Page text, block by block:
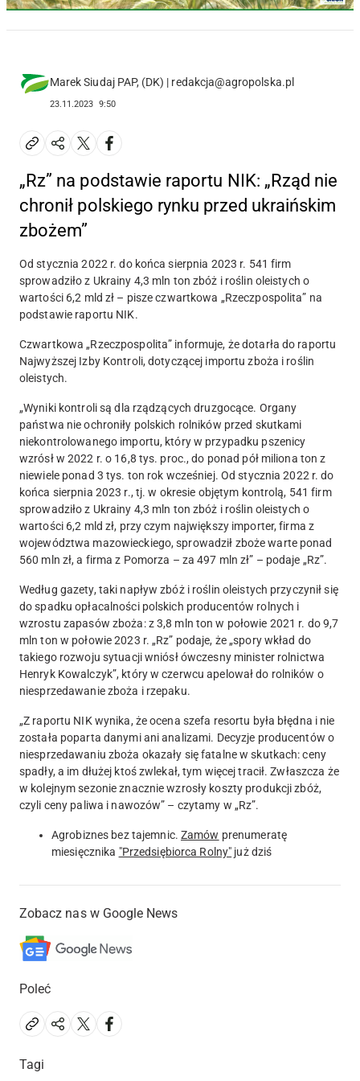
Marek Siudaj PAP, (DK) | redakcja@agropolska.pl
23.11.2023 9:50
„Rz” na podstawie raportu NIK: „Rząd nie
chronił polskiego rynku przed ukraińskim
zbożem”
Od stycznia 2022 r. do końca sierpnia 2023 r. 541 firm
sprowadziło z Ukrainy 4,3 mln ton zbóż i roślin oleistych o
wartości 6,2 mld zł – pisze czwartkowa „Rzeczpospolita” na
podstawie raportu NIK.
Czwartkowa „Rzeczpospolita” informuje, że dotarła do raportu
Najwyższej Izby Kontroli, dotyczącej importu zboża i roślin
oleistych.
„Wyniki kontroli są dla rządzących druzgocące. Organy
państwa nie ochroniły polskich rolników przed skutkami
niekontrolowanego importu, który w przypadku pszenicy
wzrósł w 2022 r. o 16,8 tys. proc., do ponad pół miliona ton z
niewiele ponad 3 tys. ton rok wcześniej. Od stycznia 2022 r. do
końca sierpnia 2023 r., tj.w okresie objętym kontrolą, 541 firm
sprowadziło z Ukrainy 4,3 mln ton zbóż i roślin oleistych o
wartości 6,2 mld zł, przy czym największy importer, firma z
województwa mazowieckiego, sprowadził zboże warte ponad
560 mln zł, a firma z Pomorza – za 497 mln zł” – podaje „Rz”.
Według gazety, taki napływ zbóż i roślin oleistych przyczynił się
do spadku opłacalności polskich producentów rolnych i
wzrostu zapasów zboża: z 3,8 mln ton w połowie 2021 r. do 9,7
mln ton w połowie 2023 r. „Rz” podaje, że „spory wkład do
takiego rozwoju sytuacji wniósł ówczesny minister rolnictwa
Henryk Kowalczyk”, który w czerwcu apelował do rolników o
niesprzedawanie zboża i rzepaku.
„Z raportu NIK wynika, że ocena szefa resortu była błędna i nie
została poparta danymi ani analizami. Decyzje producentów o
niesprzedawaniu zboża okazały się fatalne w skutkach: ceny
spadły, a im dłużej ktoś zwlekał, tym więcej tracił. Zwłaszcza że
w kolejnym sezonie znacznie wzrosły koszty produkcji zbóż,
czyli ceny paliwa i nawozów” – czytamy w „Rz”.
Agrobiznes bez tajemnic. Zamów prenumeratę
miesięcznika "Przedsiębiorca Rolny" już dziś
Zobacz nas w Google News
Poleć
Tagi